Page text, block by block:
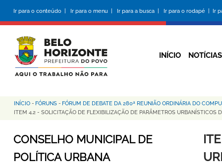
conteúdo
principal
Ir para o conteúdo | Ir para o menu | Ir para a busca | Ir para o rodapé | Ir
INÍCIO NOTÍCIAS
Trilha
navegação
INÍCIO - FÓRUNS - FÓRUM DE DEBATE DA 280ª REUNIÃO ORDINÁRIA DO
ITEM 4.2 - SOLICITAÇÃO DE FLEXIBILIZAÇÃO DE PARÂMETROS URBANÍSTICOS
CONSELHO MUNICIPAL DE
POLÍTICA URBANA